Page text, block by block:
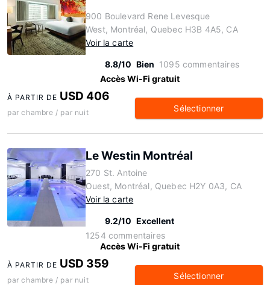
900 Boulevard Rene Levesque
West, Montréal, Quebec H3B 4A5, CA
Voir la carte
8.8/10 Bien 1095 commentaires
Accès Wi-Fi gratuit
À PARTIR DE USD 406
par chambre / par nuit Sélectionner
Le Westin Montréal
270 St. Antoine
Ouest, Montréal, Quebec H2Y 0A3, CA
Voir la carte
9.2/10 Excellent
1254 commentaires
Accès Wi-Fi gratuit
À PARTIR DE USD 359
par chambre / par nuit Sélectionner